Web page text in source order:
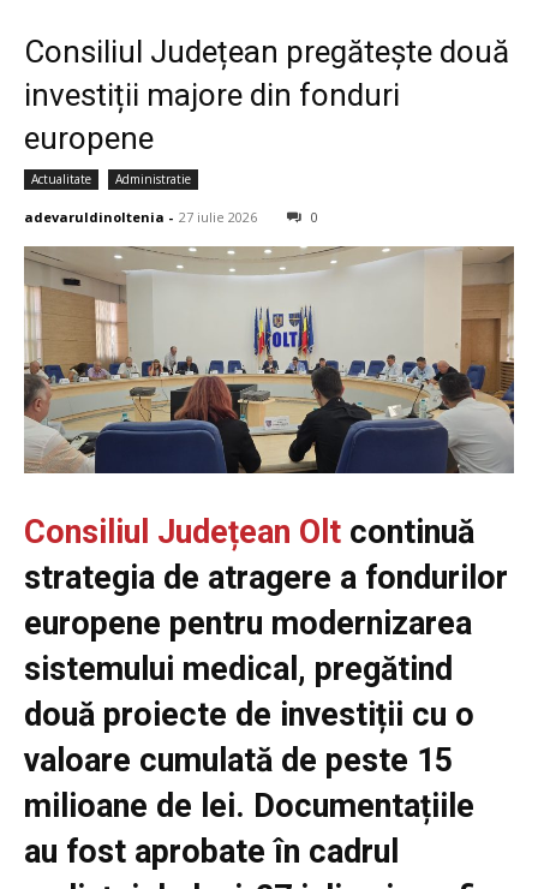
Consiliul Județean pregătește două
investiții majore din fonduri
europene
Actualitate Administratie
adevaruldinoltenia - 27 iulie 2026 0
Consiliul Județean Olt continuă
strategia de atragere a fondurilor
europene pentru modernizarea
sistemului medical, pregătind
două proiecte de investiții cu o
valoare cumulată de peste 15
milioane de lei. Documentațiile
au fost aprobate în cadrul